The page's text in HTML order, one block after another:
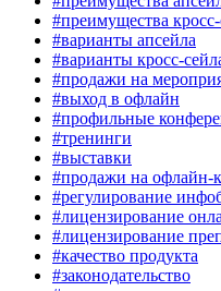
#преимущества кросс-
#варианты апсейла
#варианты кросс-
#продажи на
#выход в офлайн
#профильные
#тренинги
#выставки
#продажи на офлайн-
#регулирование
#лицензирование
#лицензирование
#качество продукта
#законодательство